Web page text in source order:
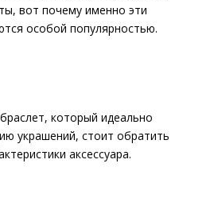
вот почему именно эти
особой популярностью.
который идеально
украшений, стоит обратить
аксессуара.